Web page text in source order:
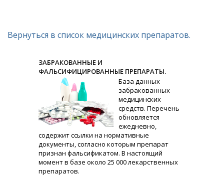
Вернуться в список медицинских препаратов.
ЗАБРАКОВАННЫЕ И
ФАЛЬСИФИЦИРОВАННЫЕ ПРЕПАРАТЫ.
База данных
забракованных
медицинских
средств. Перечень
обновляется
ежедневно,
содержит ссылки на нормативные
документы, согласно которым препарат
признан фальсификатом. В настоящий
момент в базе около 25 000 лекарственных
препаратов.